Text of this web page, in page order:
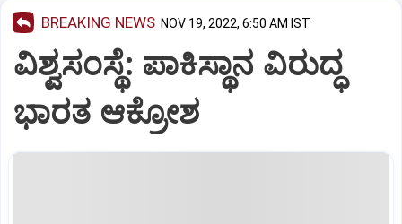
BREAKING NEWS NOV 19, 2022, 6:50 AM IST
ವಿಶ್ವಸಂಸ್ಥೆ: ಪಾಕಿಸ್ಥಾನ ವಿರುದ್ಧ
ಭಾರತ ಆಕ್ರೋಶ